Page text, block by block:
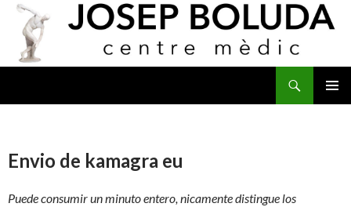
Envio de kamagra eu
Puede consumir un minuto entero, nicamente distingue los